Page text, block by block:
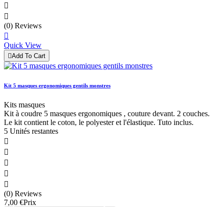


(0) Reviews

Quick View
Add To Cart
Kit 5 masques ergonomiques gentils monstres
Kits masques
Kit à coudre 5 masques ergonomiques , couture devant. 2 couches.
Le kit contient le coton, le polyester et l'élastique. Tuto inclus.
5 Unités restantes





(0) Reviews
7,00 €Prix